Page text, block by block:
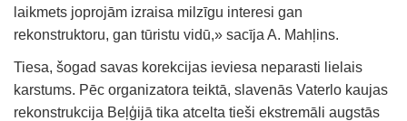
laikmets joprojām izraisa milzīgu interesi gan
rekonstruktoru, gan tūristu vidū,» sacīja A. Mahļins.
Tiesa, šogad savas korekcijas ieviesa neparasti lielais
karstums. Pēc organizatora teiktā, slavenās Vaterlo kaujas
rekonstrukcija Beļģijā tika atcelta tieši ekstremāli augstās